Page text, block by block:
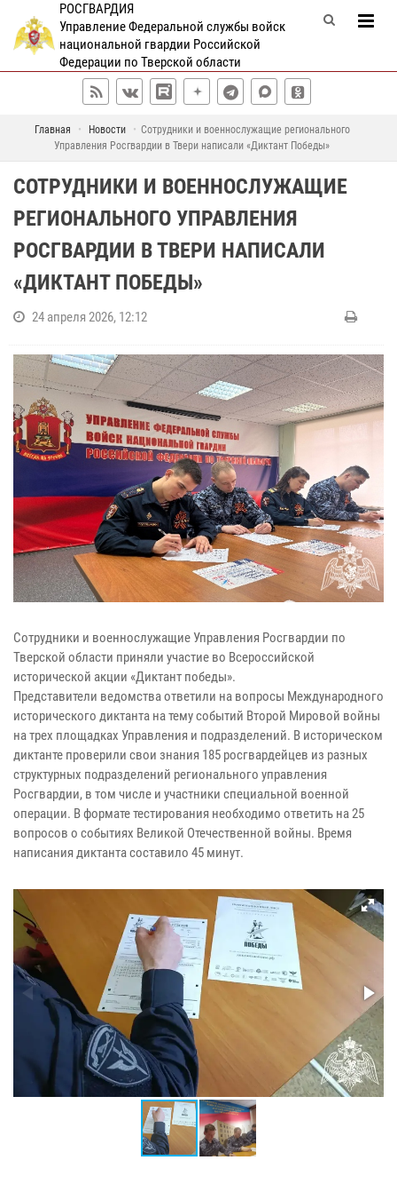
РОСГВАРДИЯ
Управление Федеральной службы войск
национальной гвардии Российской
Федерации по Тверской области
Главная Новости
Сотрудники и военнослужащие регионального
Управления Росгвардии в Твери написали «Диктант Победы»
СОТРУДНИКИ И ВОЕННОСЛУЖАЩИЕ
РЕГИОНАЛЬНОГО УПРАВЛЕНИЯ
РОСГВАРДИИ В ТВЕРИ НАПИСАЛИ
«ДИКТАНТ ПОБЕДЫ»
24 апреля 2026, 12:12
Сотрудники и военнослужащие Управления Росгвардии по
Тверской области приняли участие во Всероссийской
исторической акции «Диктант победы».
Представители ведомства ответили на вопросы Международного
исторического диктанта на тему событий Второй Мировой войны
на трех площадках Управления и подразделений. В историческом
диктанте проверили свои знания 185 росгвардейцев из разных
структурных подразделений регионального управления
Росгвардии, в том числе и участники специальной военной
операции. В формате тестирования необходимо ответить на 25
вопросов о событиях Великой Отечественной войны. Время
написания диктанта составило 45 минут.